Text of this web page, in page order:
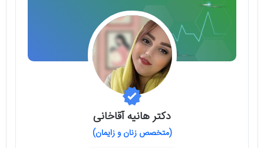
دکتر هانیه آقاخانی
(متخصص زنان و زایمان)